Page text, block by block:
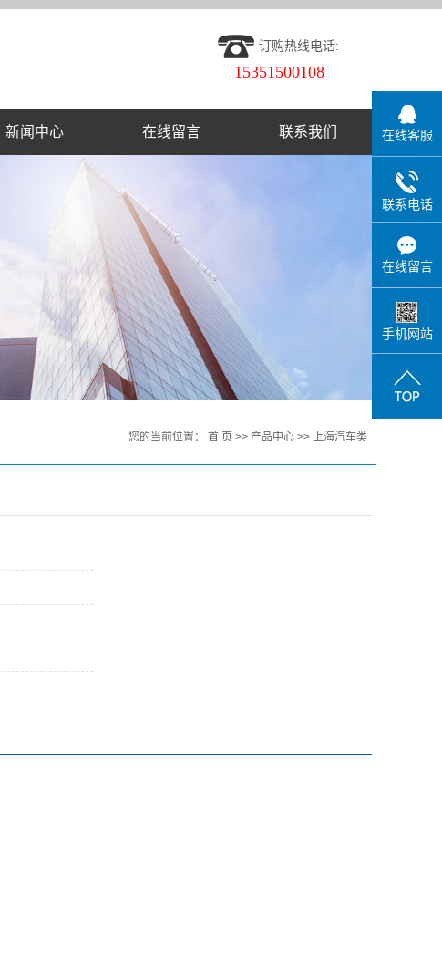
订购热线电话:
15351500108
新闻中心 在线留言 联系我们
您的当前位置： 首 页 >> 产品中心 >> 上海汽车类
在线客服
联系电话
在线留言
手机网站